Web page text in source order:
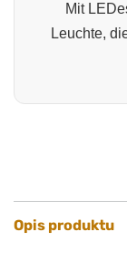
Mit
Leuchte,
Opis produktu